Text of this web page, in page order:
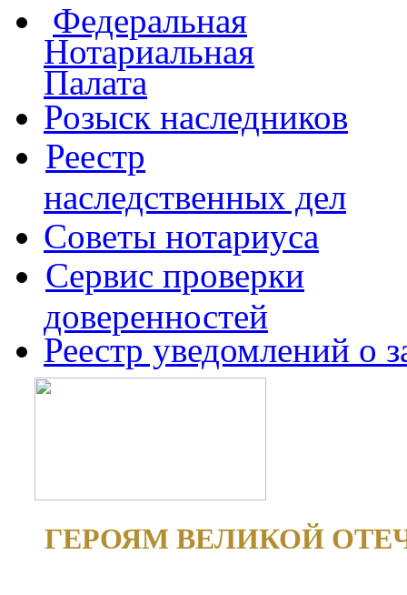
Федеральная
Нотариальная
Палата
Розыск наследников
Реестр
наследственных дел
Советы нотариуса
Сервис проверки
доверенностей
Реестр уведомлений о
ГЕРОЯМ ВЕЛИКОЙ